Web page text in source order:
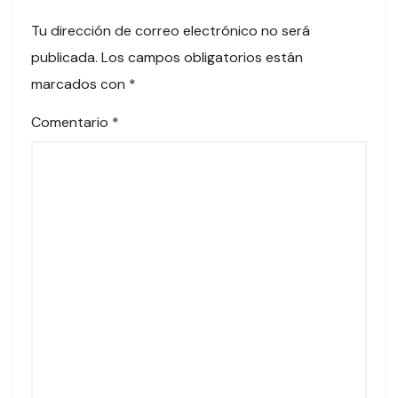
Tu dirección de correo electrónico no será
publicada. Los campos obligatorios están
marcados con *
Comentario *